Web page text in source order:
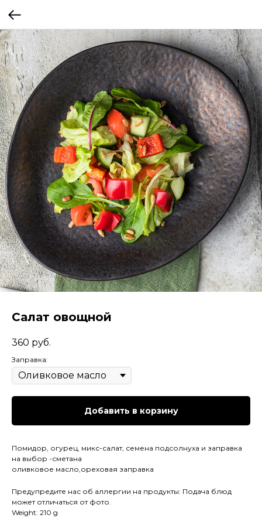
Салат овощной
360 руб.
Заправка:
Добавить в корзину
Помидор, огурец, микс-салат, семена подсолнуха и заправка
на выбор -сметана
оливковое масло,ореховая заправка
Предупредите нас об аллергии на продукты: Подача блюд
может отличаться от фото.
Weight: 210 g